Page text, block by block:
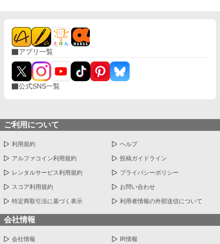
アプリ一覧
公式SNS一覧
ご利用について
利用規約 ヘルプ
アルファコイン利用規約 投稿ガイドライン
レンタルサービス利用規約 プライバシーポリシー
スコア利用規約 お問い合わせ
特定商取引法に基づく表示 利用者情報の外部送信について
会社情報
会社情報 IR情報